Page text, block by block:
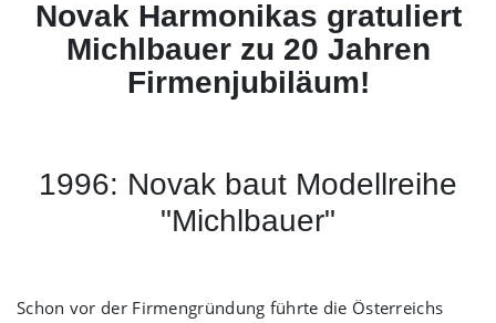
Novak Harmonikas gratuliert
Michlbauer zu 20 Jahren
Firmenjubiläum!
1996: Novak baut Modellreihe
"Michlbauer"
Schon vor der Firmengründung führte die Österreichs